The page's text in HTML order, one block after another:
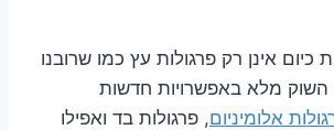
כיום אינן רק פרגולות עץ כמו שרובנו
השוק מלא באפשרויות חדשות
אלומיניום, פרגולות בד ואפילו